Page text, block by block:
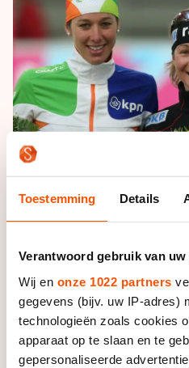
Toestemming Details
Verantwoord gebruik van uw
Wij en onze 1022 partners
gegevens (bijv. uw IP-adres)
technologieën zoals cookies
apparaat op te slaan en te
gepersonaliseerde
Kunstschaatsen
Schoonrijden
Natuurijs
Inlineskaten
Kunstschaatsen
Persoonlijke records &
Historie & statistiek
De weg op
Inschrijven wedstrijden
Algemene Nederlandse
Deze zomer de weg op
Waar kan ik schaatsen en
Schaatsfans
Alles voor jou als schaatsfan
Evenementen
Tickets
Olympische
Olympische Spelen
Medaille overzicht
Medaillespiegel
Van Jong tot Goud verhalen
De Duitse reed met
peloton, waarna de twee in